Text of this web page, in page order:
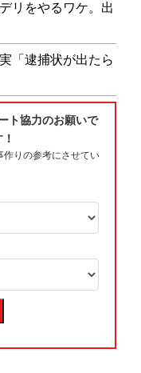
リをやるワケ。出
「逮捕状が出たら